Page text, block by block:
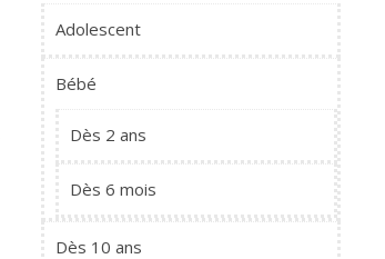
Adolescent
Bébé
Dès 2 ans
Dès 6 mois
Dès 10 ans